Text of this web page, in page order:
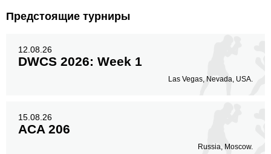
Предстоящие турниры
12.08.26
DWCS 2026: Week 1
Las Vegas, Nevada, USA.
15.08.26
ACA 206
Russia, Moscow.